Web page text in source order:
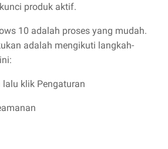
produk aktif.
10 adalah proses yang mudah.
adalah mengikuti langkah-
klik Pengaturan